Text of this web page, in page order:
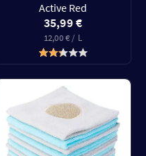
Active Red
35,99 €
12,00 € / L